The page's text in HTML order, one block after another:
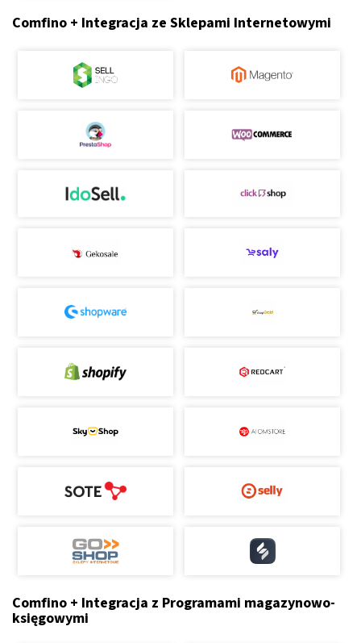
Comfino + Integracja ze Sklepami Internetowymi
Comfino + Integracja z Programami magazynowo-
księgowymi